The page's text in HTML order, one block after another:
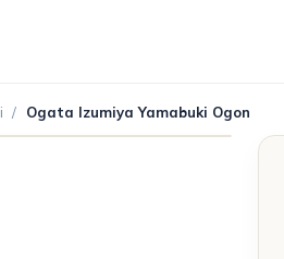
/ Ogata Izumiya Yamabuki Ogon